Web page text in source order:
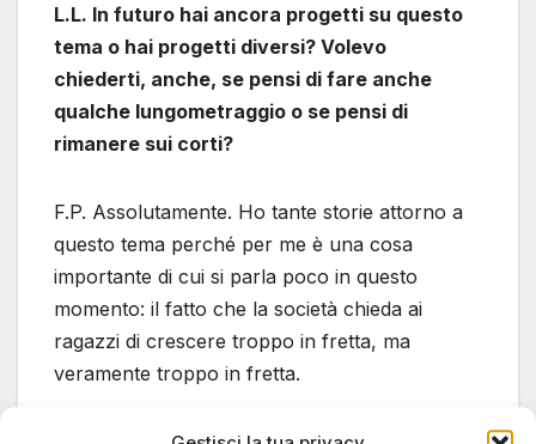
L.L. In futuro hai ancora progetti su questo
tema o hai progetti diversi? Volevo
chiederti, anche, se pensi di fare anche
qualche lungometraggio o se pensi di
rimanere sui corti?
F.P. Assolutamente. Ho tante storie attorno a
questo tema perché per me è una cosa
importante di cui si parla poco in questo
momento: il fatto che la società chieda ai
ragazzi di crescere troppo in fretta, ma
veramente troppo in fretta.